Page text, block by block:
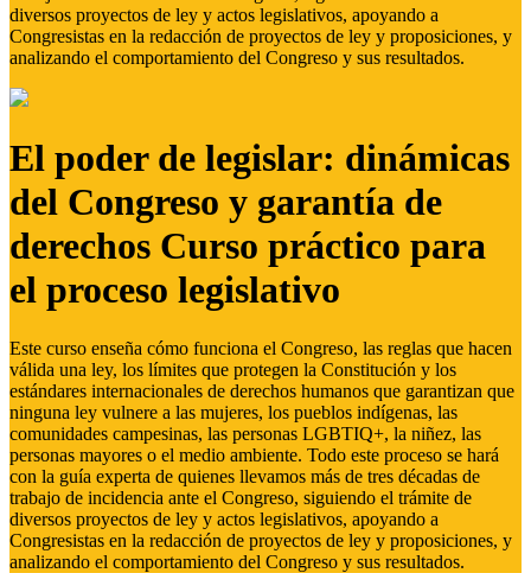
diversos proyectos de ley y actos legislativos, apoyando a
Congresistas en la redacción de proyectos de ley y proposiciones, y
analizando el comportamiento del Congreso y sus resultados.
El poder de legislar: dinámicas
del Congreso y garantía de
derechos Curso práctico para
el proceso legislativo
Este curso enseña cómo funciona el Congreso, las reglas que hacen
válida una ley, los límites que protegen la Constitución y los
estándares internacionales de derechos humanos que garantizan que
ninguna ley vulnere a las mujeres, los pueblos indígenas, las
comunidades campesinas, las personas LGBTIQ+, la niñez, las
personas mayores o el medio ambiente. Todo este proceso se hará
con la guía experta de quienes llevamos más de tres décadas de
trabajo de incidencia ante el Congreso, siguiendo el trámite de
diversos proyectos de ley y actos legislativos, apoyando a
Congresistas en la redacción de proyectos de ley y proposiciones, y
analizando el comportamiento del Congreso y sus resultados.